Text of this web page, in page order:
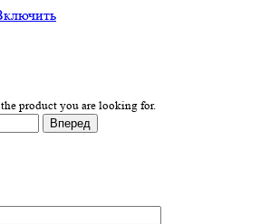
product you are looking for.